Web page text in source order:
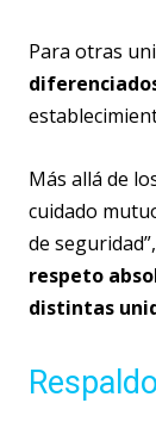
Para otras
Más allá de
cuidado
de
respeto
distintas